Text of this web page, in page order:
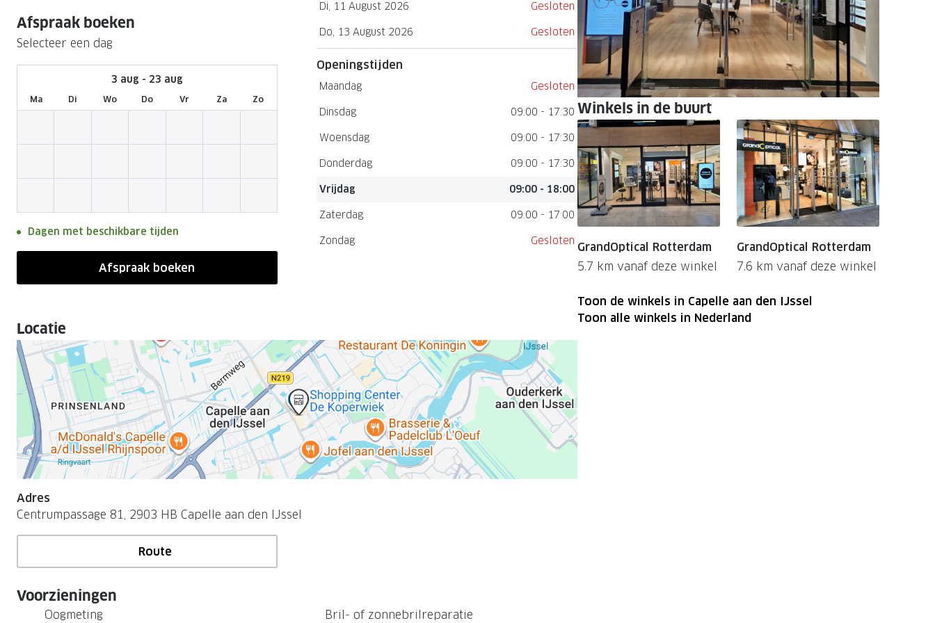
Computerbrillen
Leesbrillen
NIEUWE COLLECTIE
GrandOptical Zicht Plan
Sportzonnebrillen
Skibrillen
NIEUWE COLLECTIE
Lenzen direct herbestellen
Droge ogen
Klantenservice
Contactformulier
Verhuizing doorgeven
Afspraak boeken
Selecteer een dag
3 aug - 23 aug
Ma Di Wo Do Vr Za Zo
Dagen met beschikbare tijden
Afspraak boeken
Di, 11 August 2026 Gesloten
Do, 13 August 2026 Gesloten
Openingstijden
Maandag Gesloten
Dinsdag 09:00 - 17:30
Woensdag 09:00 - 17:30
Donderdag 09:00 - 17:30
Vrijdag 09:00 - 18:00
Zaterdag 09:00 - 17:00
Zondag Gesloten
Locatie
Adres
Centrumpassage 81, 2903 HB Capelle aan den IJssel
Route
Voorzieningen
Oogmeting
Bril- of zonnebrilreparatie
Winkels in de buurt
GrandOptical Rotterdam
5.7 km vanaf deze winkel
GrandOptical Rotterdam
7.6 km vanaf deze winkel
Toon de winkels in Capelle aan den IJssel
Toon alle winkels in Nederland